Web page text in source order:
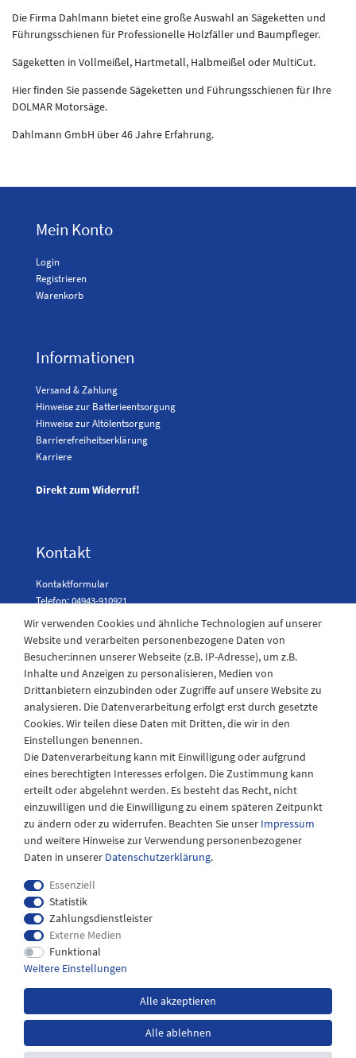
Die Firma Dahlmann bietet eine große Auswahl an Sägeketten und
Führungsschienen für Professionelle Holzfäller und Baumpfleger.
Sägeketten in Vollmeißel, Hartmetall, Halbmeißel oder MultiCut.
Hier finden Sie passende Sägeketten und Führungsschienen für Ihre
DOLMAR Motorsäge.
Dahlmann GmbH über 46 Jahre Erfahrung.
Mein Konto
Login
Registrieren
Warenkorb
Informationen
Versand & Zahlung
Hinweise zur Batterieentsorgung
Hinweise zur Altölentsorgung
Barrierefreiheitserklärung
Karriere
Direkt zum Widerruf!
Kontakt
Kontaktformular
Telefon: 04943-910921
Laden Öffnungszeiten
Montag - Freitag
08:30 - 12:30 und 13.00 - 17.30 Uhr
Samstags
08:30 bis 12:30 Uhr
Impressum
Widerrufs­recht
Versandkosten
Wir verwenden Cookies und ähnliche Technologien auf unserer
Website und verarbeiten personenbezogene Daten von
Besucher:innen unserer Webseite (z.B. IP-Adresse), um z.B.
Inhalte und Anzeigen zu personalisieren, Medien von
Drittanbietern einzubinden oder Zugriffe auf unsere Website zu
analysieren. Die Datenverarbeitung erfolgt erst durch gesetzte
Cookies. Wir teilen diese Daten mit Dritten, die wir in den
Einstellungen benennen.
Die Datenverarbeitung kann mit Einwilligung oder aufgrund
eines berechtigten Interesses erfolgen. Die Zustimmung kann
erteilt oder abgelehnt werden. Es besteht das Recht, nicht
einzuwilligen und die Einwilligung zu einem späteren Zeitpunkt
zu ändern oder zu widerrufen. Beachten Sie unser Impressum
und weitere Hinweise zur Verwendung personenbezogener
Daten in unserer Daten­schutz­erklärung.
Essenziell
Statistik
Zahlungsdienstleister
Externe Medien
Funktional
Weitere Einstellungen
Alle akzeptieren
Alle ablehnen